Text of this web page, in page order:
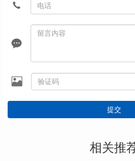
提交
相关推